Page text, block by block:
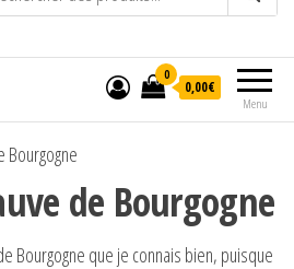
Menu
0
0,00€
Bourgogne
de Bourgogne
Bourgogne que je connais bien, puisque